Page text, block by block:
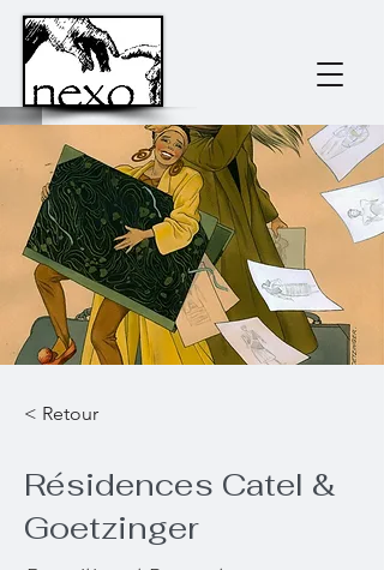
< Retour
Résidences Catel &
Goetzinger